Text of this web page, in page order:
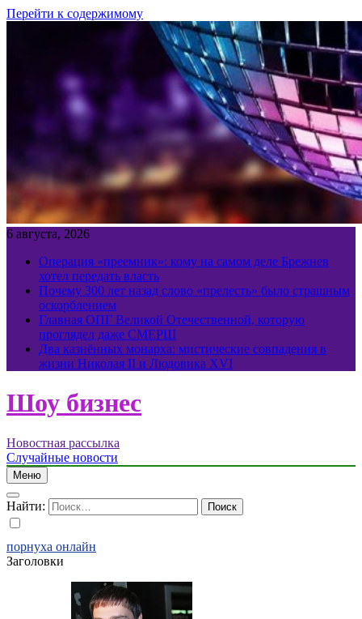
Перейти к содержимому
6 августа, 2026
Операция «преемник»: кому на самом деле Брежнев
хотел передать власть
Почему 300 лет назад слово «прелесть» было страшным
оскорблением
Главная ОПГ Великой Отечественной, которую
проглядел даже СМЕРШ
Два казнённых монарха: мистические совпадения в
жизни Николая II и Людовика XVI
Шоу бизнес
Новостная рассылка
Случайные новости
Меню
Найти:
порнуха онлайн
Заголовки